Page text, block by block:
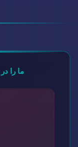
ما را